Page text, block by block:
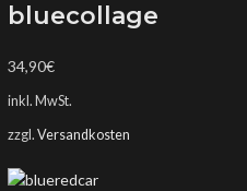
bluecollage
34,90€
inkl. MwSt.
zzgl. Versandkosten